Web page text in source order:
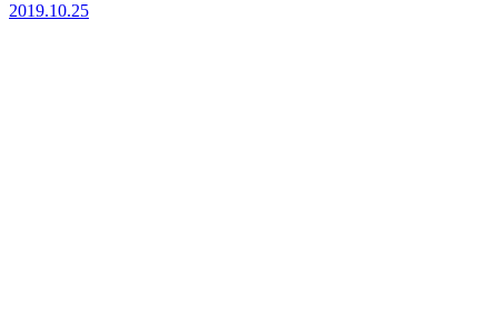
2019.10.25